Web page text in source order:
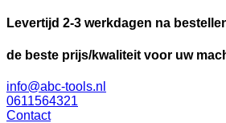
Levertijd 2-3 werkdagen na
de beste prijs/kwaliteit voor uw
info@abc-tools.nl
0611564321
Contact